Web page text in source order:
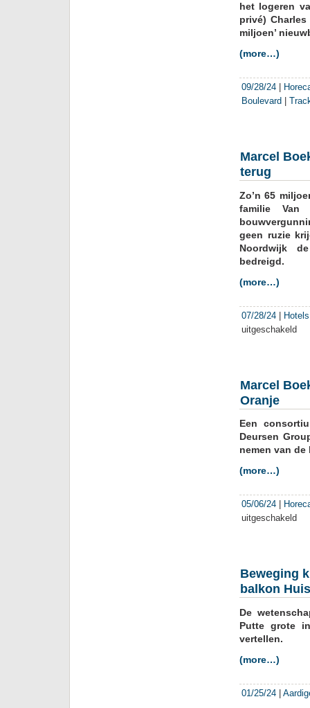
het logeren
privé)
miljoen’
(more…)
09/28/24
Boulevard
Marcel
terug
Zo’n 65
familie Van
geen ruzie
Noordwijk
bedreigd.
(more…)
07/28/24
uitgeschakeldvoor
de
Marcel
Oranje
Een
Deursen
nemen van de
(more…)
05/06/24
uitgeschakeld
van
van
Beweging
balkon
De
Putte grote
vertellen.
(more…)
01/25/24